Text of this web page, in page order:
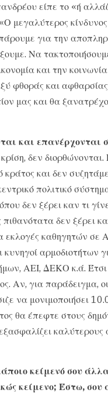
είπε το «ή
μεγαλύτερος
για την
Να
και την
φθοράς και
μας και θα
και επανέρχονται
δεν
και δεν
πολιτικό
δεν ξέρει καν τι
πιθανότατα δεν ξέρει
εκλογές καθηγητών σε
κυνηγοί αρμοδιοτήτων
ΑΕΙ, ΔΕΚΟ κ.ά.
Αν, για παράδειγμα,
να μονιμοποιήσει
θα έπεφτε στους
κείμενό σου
κείμενο; Έστω,